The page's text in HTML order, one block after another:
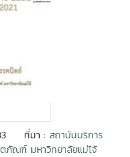
ที่มา : สถาบันบริการ
ภัณฑ์ มหาวิทยาลัยแม่โจ้